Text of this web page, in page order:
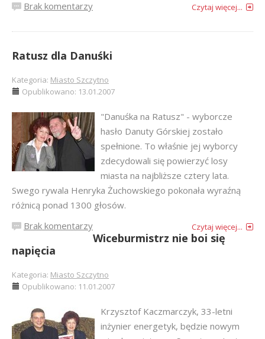
Brak komentarzy
Czytaj więcej...
Ratusz dla Danuśki
Kategoria: Miasto Szczytno
Opublikowano: 13.01.2007
"Danuśka na Ratusz" - wyborcze
hasło Danuty Górskiej zostało
spełnione. To właśnie jej wyborcy
zdecydowali się powierzyć losy
miasta na najbliższe cztery lata.
Swego rywala Henryka Żuchowskiego pokonała wyraźną
różnicą ponad 1300 głosów.
Brak komentarzy
Czytaj więcej...
Wiceburmistrz nie boi się
napięcia
Kategoria: Miasto Szczytno
Opublikowano: 11.01.2007
Krzysztof Kaczmarczyk, 33-letni
inżynier energetyk, będzie nowym